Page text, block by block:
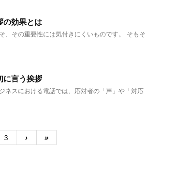
の効果とは
、その重要性には気付きにくいものです。 そもそ
に言う挨拶
ネスにおける電話では、応対者の「声」や「対応
3 › »